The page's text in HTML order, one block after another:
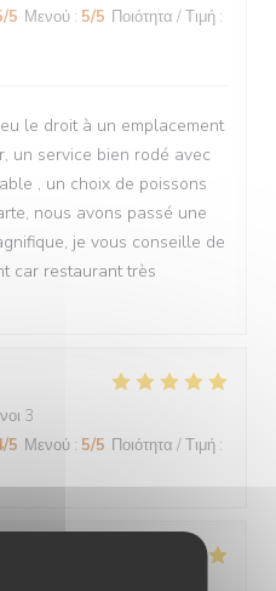
/5 Μενού : 5/5 Ποιότητα / Τιμή :
le droit à un emplacement
un service bien rodé avec
, un choix de poissons
nous avons passé une
je vous conseille de
car restaurant très
3
/5 Μενού : 5/5 Ποιότητα / Τιμή :